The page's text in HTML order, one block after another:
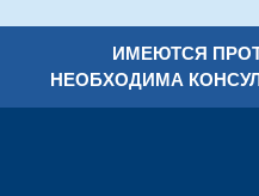
ИМЕЮТСЯ
НЕОБХОДИМА